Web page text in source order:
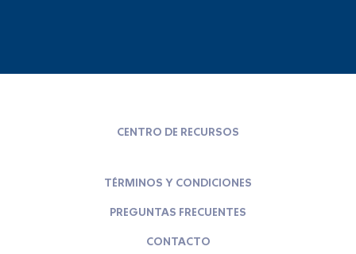
CENTRO DE RECURSOS
TÉRMINOS Y CONDICIONES
PREGUNTAS FRECUENTES
CONTACTO